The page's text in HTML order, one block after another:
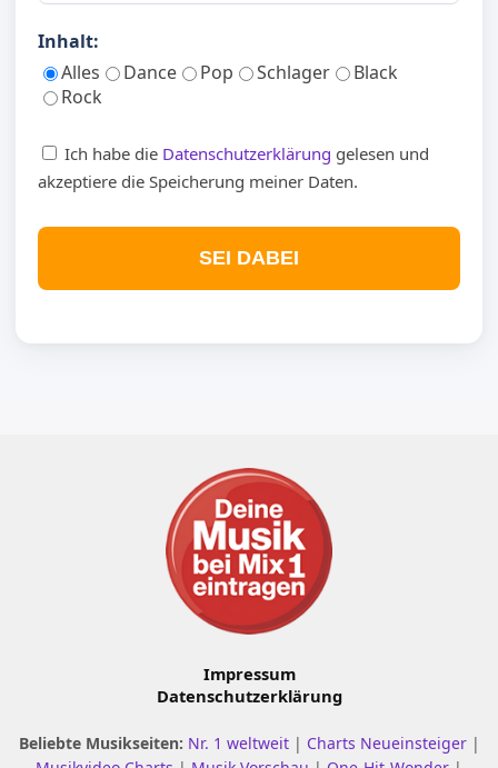
Inhalt:
Alles
Dance Pop Schlager
Black
Rock
Ich habe die Datenschutzerklärung gelesen und
akzeptiere die Speicherung meiner Daten.
SEI DABEI
Impressum
Datenschutzerklärung
Beliebte Musikseiten: Nr. 1 weltweit | Charts Neueinsteiger |